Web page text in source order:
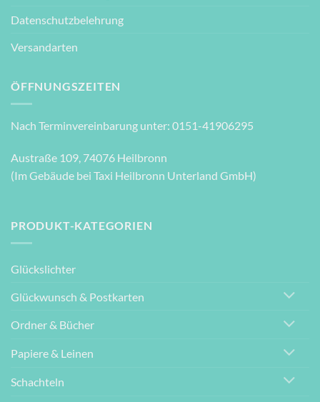
Datenschutzbelehrung
Versandarten
ÖFFNUNGSZEITEN
Nach Terminvereinbarung unter: 0151-41906295
Austraße 109, 74076 Heilbronn
(Im Gebäude bei Taxi Heilbronn Unterland GmbH)
PRODUKT-KATEGORIEN
Glückslichter
Glückwunsch & Postkarten
Ordner & Bücher
Papiere & Leinen
Schachteln